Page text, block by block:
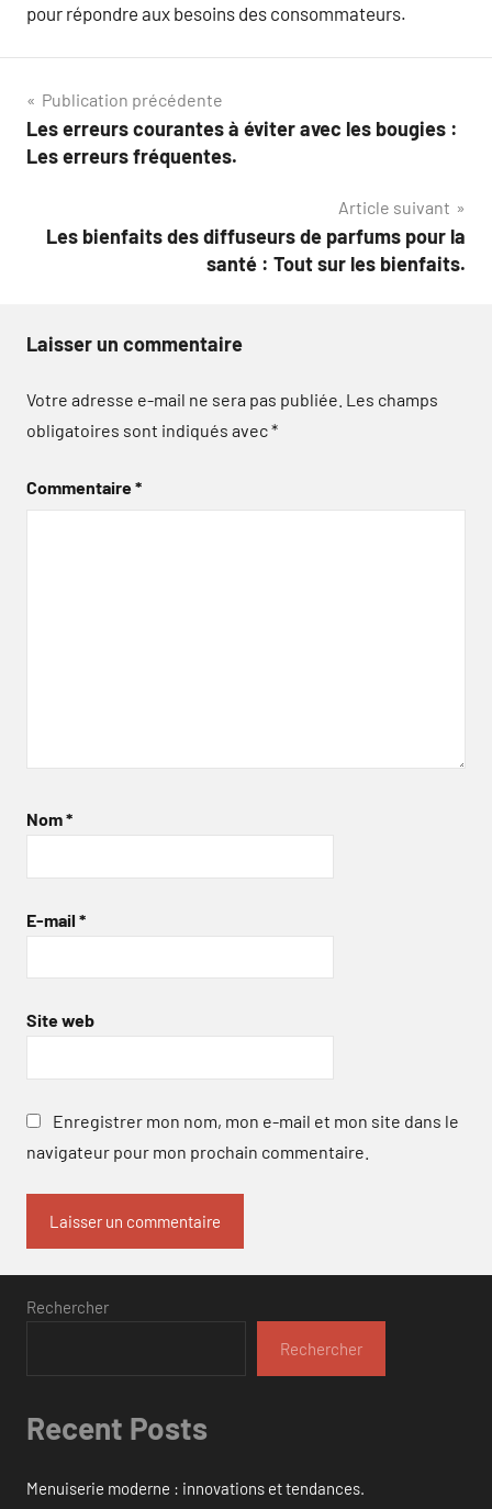
pour répondre aux besoins des consommateurs.
Navigation
de
Publication précédente
Les erreurs courantes à éviter avec les bougies :
Les erreurs fréquentes.
Article suivant
Les bienfaits des diffuseurs de parfums pour la
santé : Tout sur les bienfaits.
Laisser un commentaire
Votre adresse e-mail ne sera pas publiée. Les champs
obligatoires sont indiqués avec*
Commentaire*
Nom*
E-mail *
Site web
Enregistrer mon nom, mon e-mail et mon site dans le
navigateur pour mon prochain commentaire.
Rechercher
Rechercher
Recent Posts
Menuiserie moderne : innovations et tendances.